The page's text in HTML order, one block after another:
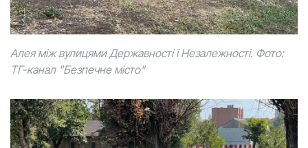
Алея між вулицями Державності і Незалежності. Фото:
ТГ-канал "Безпечне місто"